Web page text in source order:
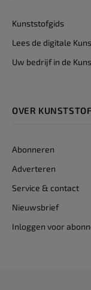
Kunststofgids
Lees de digitale
Uw bedrijf in de
OVER
Abonneren
Adverteren
Service & contact
Nieuwsbrief
Inloggen voor